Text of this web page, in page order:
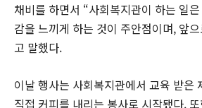
채비를 하면서 “사회복지관이 하는 일
감을 느끼게 하는 것이 주안점이며, 앞
고 말했다.
이날 행사는 사회복지관에서 교육 받은
직접 커피를 내리는 봉사로 시작됐다.